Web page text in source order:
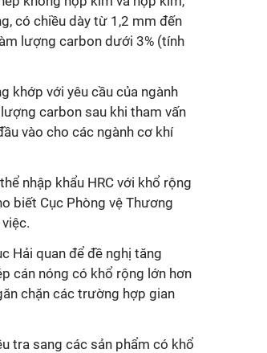
có chiều dày từ 1,2 mm đến
lượng carbon dưới 3% (tính
khớp với yêu cầu của ngành
carbon sau khi tham vấn
vào cho các ngành cơ khí
nhập khẩu HRC với khổ rộng
biết Cục Phòng vệ Thương
Hải quan để đề nghị tăng
cán nóng có khổ rộng lớn hơn
chặn các trường hợp gian
tra sang các sản phẩm có khổ